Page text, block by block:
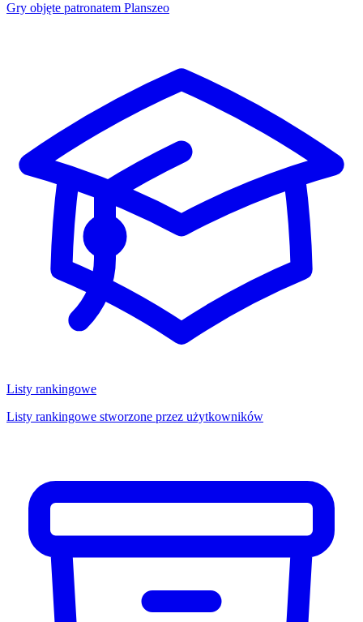
Gry objęte patronatem Planszeo
Listy rankingowe
Listy rankingowe stworzone przez użytkowników